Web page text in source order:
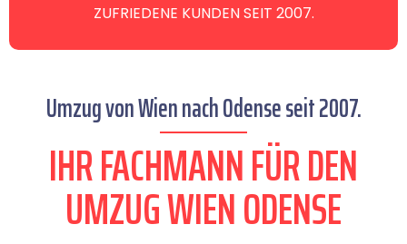
ZUFRIEDENE KUNDEN SEIT 2007.
Umzug von Wien nach Odense seit 2007.
IHR FACHMANN FÜR DEN
UMZUG WIEN ODENSE